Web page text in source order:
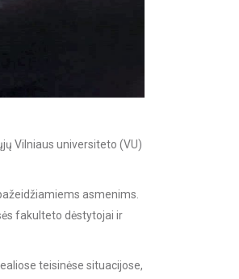
Vilniaus universiteto (VU)
asmenims.
fakulteto dėstytojai ir
teisinėse situacijose,